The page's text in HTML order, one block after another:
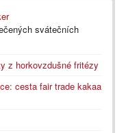
svátečních
z horkovzdušné fritézy
cesta fair trade kakaa